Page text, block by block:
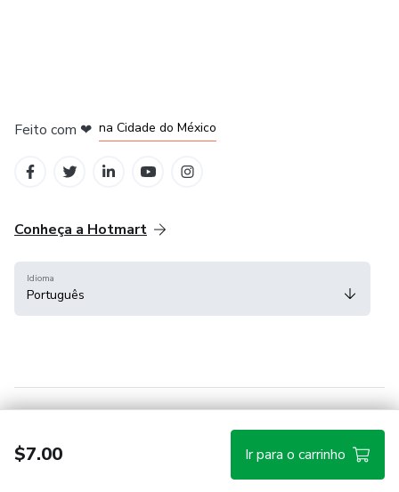
$7.00 Ir para o carrinho
Feito com ❤ na Cidade do México
Conheça a Hotmart
Idioma
Português
Hotmart — 2011-2026 © Todos os direitos reservados.